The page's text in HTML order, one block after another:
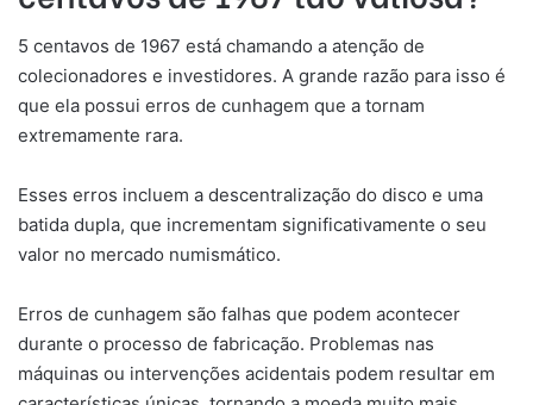
5 centavos de 1967 está chamando a atenção de
colecionadores e investidores. A grande razão para isso é
que ela possui erros de cunhagem que a tornam
extremamente rara.
Esses erros incluem a descentralização do disco e uma
batida dupla, que incrementam significativamente o seu
valor no mercado numismático.
Erros de cunhagem são falhas que podem acontecer
durante o processo de fabricação. Problemas nas
máquinas ou intervenções acidentais podem resultar em